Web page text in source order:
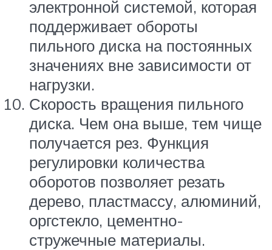
электронной системой, которая
поддерживает обороты
пильного диска на постоянных
значениях вне зависимости от
нагрузки.
Скорость вращения пильного
диска. Чем она выше, тем чище
получается рез. Функция
регулировки количества
оборотов позволяет резать
дерево, пластмассу, алюминий,
оргстекло, цементно-
стружечные материалы.